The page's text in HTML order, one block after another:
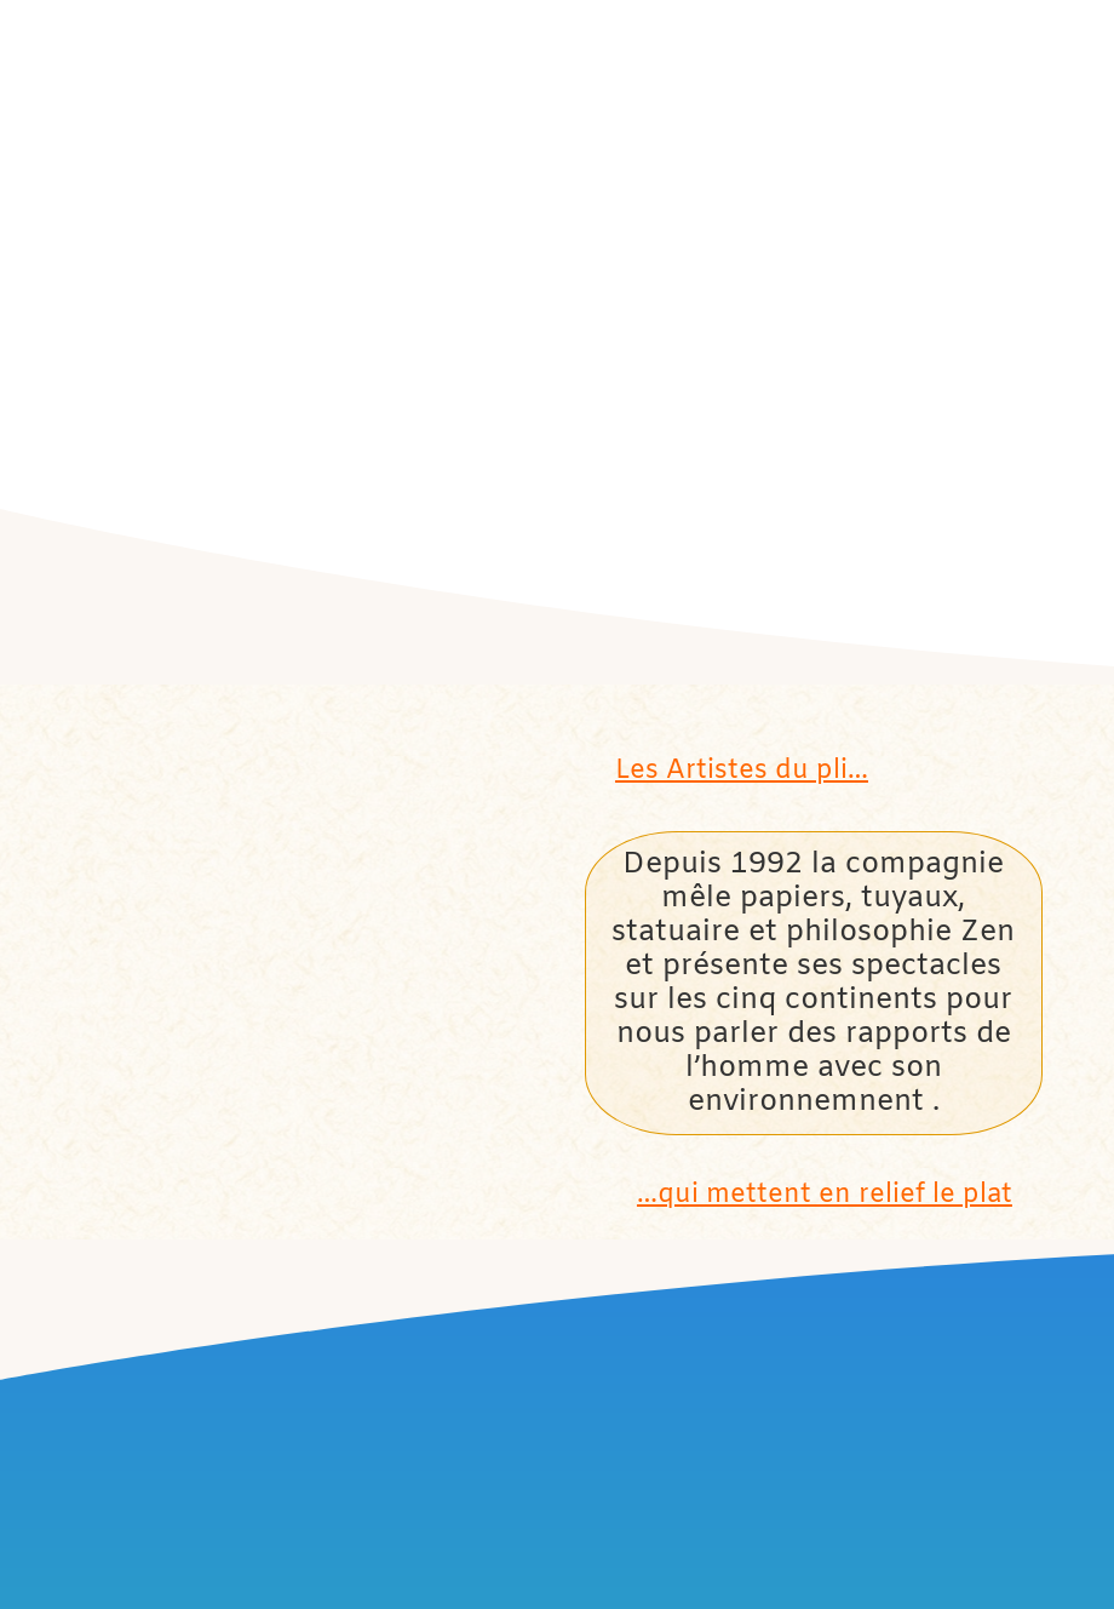
Les Artistes du pli…
Depuis 1992 la compagnie
mêle papiers, tuyaux,
statuaire et philosophie Zen
et présente ses spectacles
sur les cinq continents pour
nous parler des rapports de
l’homme avec son
environnemnent .
…qui mettent en relief le plat